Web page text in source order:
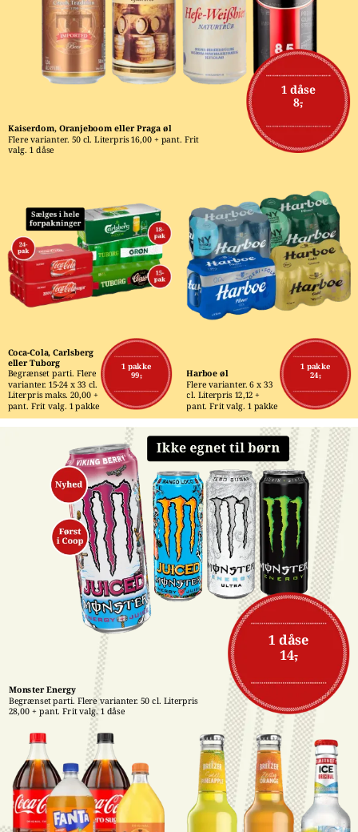
1 dåse
8,-
Kaiserdom, Oranjeboom eller Praga øl
Flere varianter. 50 cl. Literpris 16,00 + pant. Frit
valg. 1 dåse
1 pakke
99,-
Coca-Cola, Carlsberg
eller Tuborg
Begrænset parti. Flere
varianter. 15-24 x 33 cl.
Literpris maks. 20,00 +
pant. Frit valg. 1 pakke
1 pakke
24,-
Harboe øl
Flere varianter. 6 x 33
cl. Literpris 12,12 +
pant. Frit valg. 1 pakke
1 dåse
14,-
Monster Energy
Begrænset parti. Flere varianter. 50 cl. Literpris
28,00 + pant. Frit valg. 1 dåse